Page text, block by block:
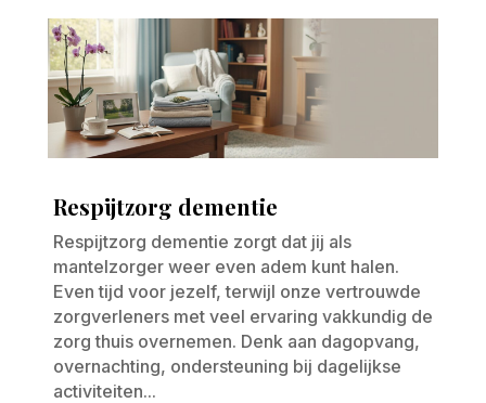
Respijtzorg dementie
Respijtzorg dementie zorgt dat jij als
mantelzorger weer even adem kunt halen.
Even tijd voor jezelf, terwijl onze vertrouwde
zorgverleners met veel ervaring vakkundig de
zorg thuis overnemen. Denk aan dagopvang,
overnachting, ondersteuning bij dagelijkse
activiteiten...